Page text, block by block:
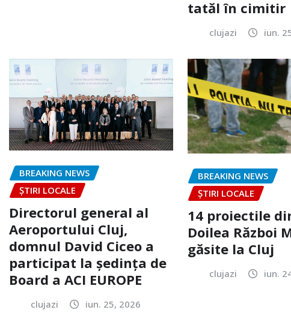
tatăl în cimitir
clujazi iun.
BREAKING NEWS
ȘTIRI LOCALE
Directorul general al
Aeroportului Cluj,
domnul David Ciceo a
participat la ședința de
Board a ACI EUROPE
clujazi iun. 25, 2026
BREAKING NEWS
ȘTIRI LOCALE
14 proiectile
Doilea Război
găsite la Cluj
clujazi iun.